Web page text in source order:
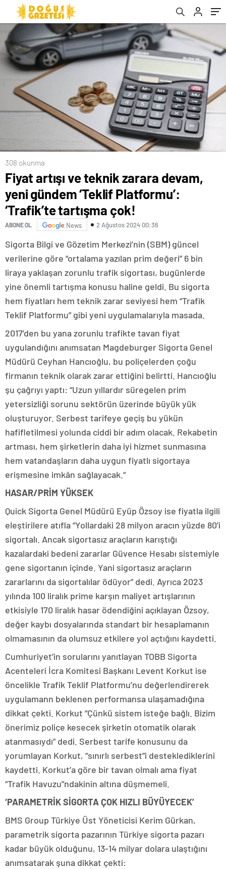
çok!
308 okunma
Fiyat artışı ve teknik zarara devam,
yeni gündem ‘Teklif Platformu’:
‘Trafik’te tartışma çok!
ABONE OL News 2 Ağustos 2024 00:36
Sigorta Bilgi ve Gözetim Merkezi’nin (SBM) güncel
verilerine göre “ortalama yazılan prim değeri” 6 bin
liraya yaklaşan zorunlu trafik sigortası, bugünlerde
yine önemli tartışma konusu haline geldi. Bu sigorta
hem fiyatları hem teknik zarar seviyesi hem “Trafik
Teklif Platformu” gibi yeni uygulamalarıyla masada.
2017’den bu yana zorunlu trafikte tavan fiyat
uygulandığını anımsatan Magdeburger Sigorta Genel
Müdürü Ceyhan Hancıoğlu, bu poliçelerden çoğu
firmanın teknik olarak zarar ettiğini belirtti. Hancıoğlu
şu çağrıyı yaptı: “Uzun yıllardır süregelen prim
yetersizliği sorunu sektörün üzerinde büyük yük
oluşturuyor. Serbest tarifeye geçiş bu yükün
hafifletilmesi yolunda ciddi bir adım olacak. Rekabetin
artması, hem şirketlerin daha iyi hizmet sunmasına
hem vatandaşların daha uygun fiyatlı sigortaya
erişmesine imkân sağlayacak.“
HASAR/PRİM YÜKSEK
Quick Sigorta Genel Müdürü Eyüp Özsoy ise fiyatla ilgili
eleştirilere atıfla “Yollardaki 28 milyon aracın yüzde 80’i
sigortalı. Ancak sigortasız araçların karıştığı
kazalardaki bedeni zararlar Güvence Hesabı sistemiyle
gene sigortanın içinde. Yani sigortasız araçların
zararlarını da sigortalılar ödüyor” dedi. Ayrıca 2023
yılında 100 liralık prime karşın maliyet artışlarının
etkisiyle 170 liralık hasar ödendiğini açıklayan Özsoy,
değer kaybı dosyalarında standart bir hesaplamanın
olmamasının da olumsuz etkilere yol açtığını kaydetti.
Cumhuriyet’in sorularını yanıtlayan TOBB Sigorta
Acenteleri İcra Komitesi Başkanı Levent Korkut ise
öncelikle Trafik Teklif Platformu’nu değerlendirerek
uygulamann beklenen performansa ulaşamadığına
dikkat çekti. Korkut “Çünkü sistem isteğe bağlı. Bizim
önerimiz poliçe kesecek şirketin otomatik olarak
atanmasıydı” dedi. Serbest tarife konusunu da
yorumlayan Korkut, “sınırlı serbest”i desteklediklerini
kaydetti. Korkut’a göre bir tavan olmalı ama fiyat
“Trafik Havuzu”ndakinin altına düşmemeli.
‘PARAMETRİK SİGORTA ÇOK HIZLI BÜYÜYECEK’
BMS Group Türkiye Üst Yöneticisi Kerim Gürkan,
parametrik sigorta pazarının Türkiye sigorta pazarı
kadar büyük olduğunu, 13-14 milyar dolara ulaştığını
anımsatarak şuna dikkat çekti: